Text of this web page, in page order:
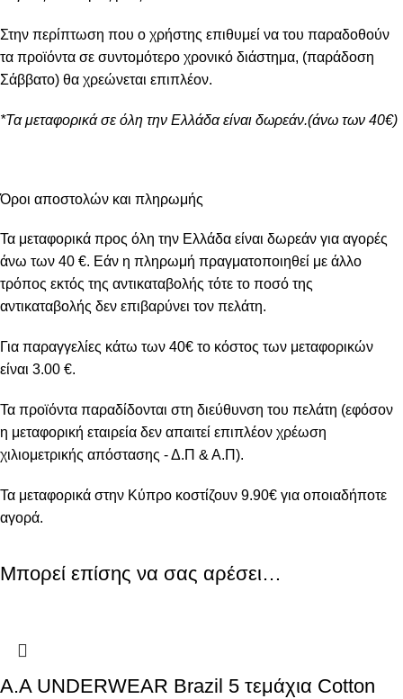
Στην περίπτωση που ο χρήστης επιθυμεί να του παραδοθούν
τα προϊόντα σε συντομότερο χρονικό διάστημα, (παράδοση
Σάββατο) θα χρεώνεται επιπλέον.
*Τα μεταφορικά σε όλη την Ελλάδα είναι δωρεάν.(άνω των 40€)
Όροι αποστολών και πληρωμής
Τα μεταφορικά προς όλη την Ελλάδα είναι δωρεάν για αγορές
άνω των 40 €. Εάν η πληρωμή πραγματοποιηθεί με άλλο
τρόπος εκτός της αντικαταβολής τότε το ποσό της
αντικαταβολής δεν επιβαρύνει τον πελάτη.
Για παραγγελίες κάτω των 40€ το κόστος των μεταφορικών
είναι 3.00 €.
Τα προϊόντα παραδίδονται στη διεύθυνση του πελάτη (εφόσον
η μεταφορική εταιρεία δεν απαιτεί επιπλέον χρέωση
χιλιομετρικής απόστασης - Δ.Π & Α.Π).
Τα μεταφορικά στην Κύπρο κοστίζουν 9.90€ για οποιαδήποτε
αγορά.
Μπορεί επίσης να σας αρέσει…
Α.A UNDERWEAR Brazil 5 τεμάχια Cotton